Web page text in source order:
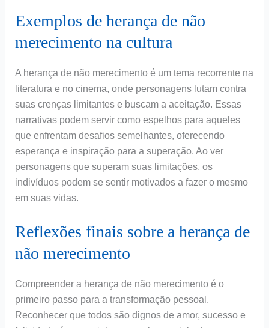
Exemplos de herança de não
merecimento na cultura
A herança de não merecimento é um tema recorrente na
literatura e no cinema, onde personagens lutam contra
suas crenças limitantes e buscam a aceitação. Essas
narrativas podem servir como espelhos para aqueles
que enfrentam desafios semelhantes, oferecendo
esperança e inspiração para a superação. Ao ver
personagens que superam suas limitações, os
indivíduos podem se sentir motivados a fazer o mesmo
em suas vidas.
Reflexões finais sobre a herança de
não merecimento
Compreender a herança de não merecimento é o
primeiro passo para a transformação pessoal.
Reconhecer que todos são dignos de amor, sucesso e